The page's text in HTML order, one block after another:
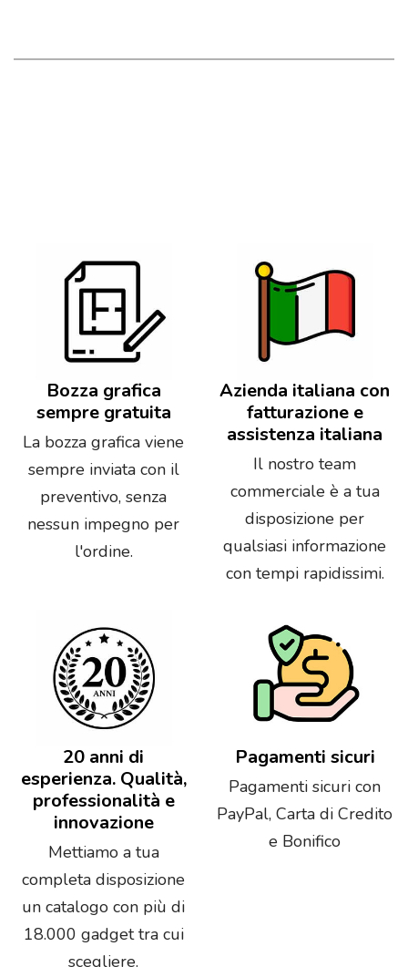
Bozza grafica
sempre gratuita
La bozza grafica viene
sempre inviata con il
preventivo, senza
nessun impegno per
l'ordine.
Azienda italiana con
fatturazione e
assistenza italiana
Il nostro team
commerciale è a tua
disposizione per
qualsiasi informazione
con tempi rapidissimi.
20 anni di
esperienza. Qualità,
professionalità e
innovazione
Mettiamo a tua
completa disposizione
un catalogo con più di
18.000 gadget tra cui
scegliere.
Pagamenti sicuri
Pagamenti sicuri con
PayPal, Carta di Credito
e Bonifico